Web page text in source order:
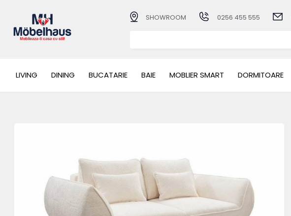
SHOWROOM 0256 455 555
LIVING DINING BUCATARIE BAIE MOBLIER SMART DORMITOARE